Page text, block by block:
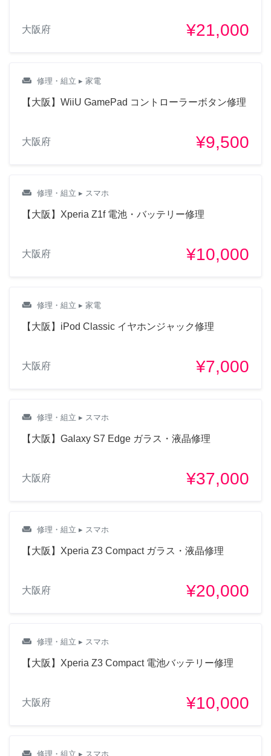
大阪府 ¥21,000
weekend 修理・組立 ▸ 家電
【大阪】WiiU GamePad コントローラーボタン修理
大阪府 ¥9,500
weekend 修理・組立 ▸ スマホ
【大阪】Xperia Z1f 電池・バッテリー修理
大阪府 ¥10,000
weekend 修理・組立 ▸ 家電
【大阪】iPod Classic イヤホンジャック修理
大阪府 ¥7,000
weekend 修理・組立 ▸ スマホ
【大阪】Galaxy S7 Edge ガラス・液晶修理
大阪府 ¥37,000
weekend 修理・組立 ▸ スマホ
【大阪】Xperia Z3 Compact ガラス・液晶修理
大阪府 ¥20,000
weekend 修理・組立 ▸ スマホ
【大阪】Xperia Z3 Compact 電池バッテリー修理
大阪府 ¥10,000
weekend 修理・組立 ▸ スマホ